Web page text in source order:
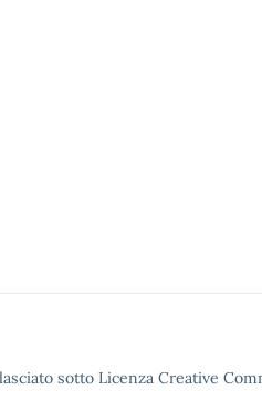
sotto Licenza Creative